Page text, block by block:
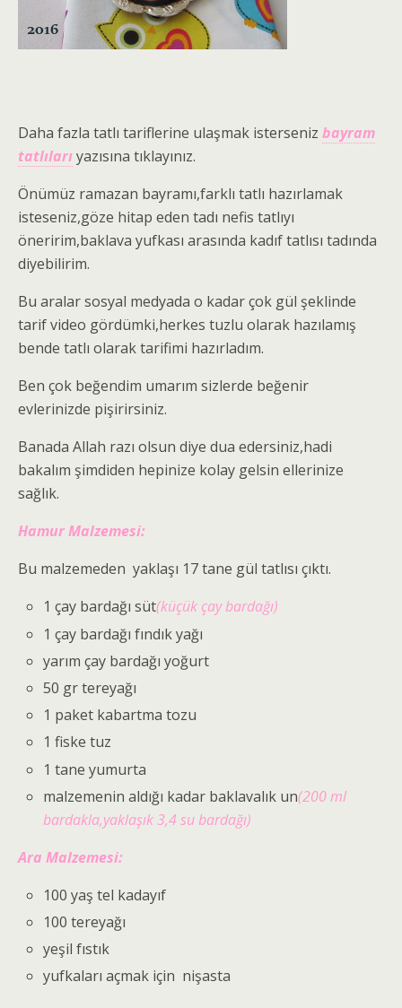
Daha fazla tatlı tariflerine ulaşmak isterseniz bayram
tatlılarıyazısına tıklayınız.
Önümüz ramazan bayramı,farklı tatlı hazırlamak
isteseniz,göze hitap eden tadı nefis tatlıyı
öneririm,baklava yufkası arasında kadıf tatlısı tadında
diyebilirim.
Bu aralar sosyal medyada o kadar çok gül şeklinde
tarif video gördümki,herkes tuzlu olarak hazılamış
bende tatlı olarak tarifimi hazırladım.
Ben çok beğendim umarım sizlerde beğenir
evlerinizde pişirirsiniz.
Banada Allah razı olsun diye dua edersiniz,hadi
bakalım şimdiden hepinize kolay gelsin ellerinize
sağlık.
Hamur Malzemesi:
Bu malzemeden yaklaşı 17 tane gül tatlısı çıktı.
1 çay bardağı süt(küçük çay bardağı)
1 çay bardağı fındık yağı
yarım çay bardağı yoğurt
50 gr tereyağı
1 paket kabartma tozu
1 fiske tuz
1 tane yumurta
malzemenin aldığı kadar baklavalık un(200 ml
bardakla,yaklaşık 3,4 su bardağı)
Ara Malzemesi:
100 yaş tel kadayıf
100 tereyağı
yeşil fıstık
yufkaları açmak için nişasta